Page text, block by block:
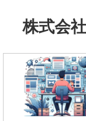
株式会